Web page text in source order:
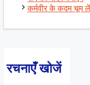
कर्मवीर के कदम चूम लें
रचनाएँ खोजें